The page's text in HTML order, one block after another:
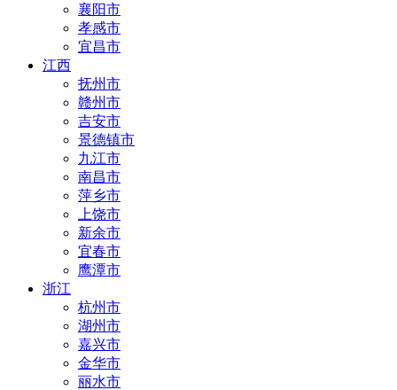
襄阳市
孝感市
宜昌市
江西
抚州市
赣州市
吉安市
景德镇市
九江市
南昌市
萍乡市
上饶市
新余市
宜春市
鹰潭市
浙江
杭州市
湖州市
嘉兴市
金华市
丽水市